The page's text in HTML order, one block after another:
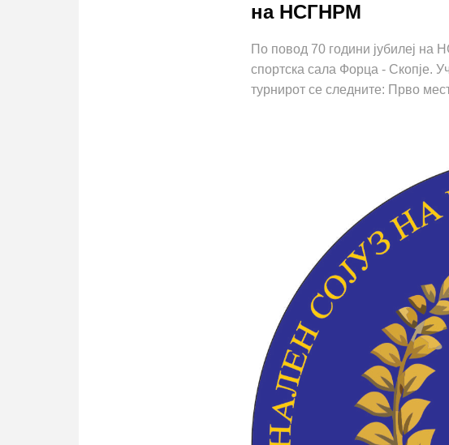
на НСГНРМ
По повод 70 години јубилеј
спортска сала Форца - Скопје.
турнирот се следните: Прво